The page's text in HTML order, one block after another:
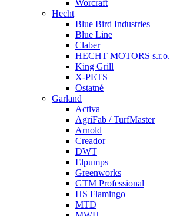
Worcraft
Hecht
Blue Bird Industries
Blue Line
Claber
HECHT MOTORS s.r.o.
King Grill
X-PETS
Ostatné
Garland
Activa
AgriFab / TurfMaster
Arnold
Creador
DWT
Elpumps
Greenworks
GTM Professional
HS Flamingo
MTD